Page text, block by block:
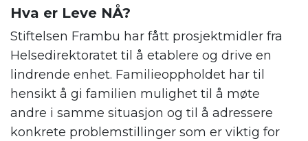
Hva er Leve NÅ?
Stiftelsen Frambu har fått prosjektmidler fra
Helsedirektoratet til å etablere og drive en
lindrende enhet. Familieoppholdet har til
hensikt å gi familien mulighet til å møte
andre i samme situasjon og til å adressere
konkrete problemstillinger som er viktig for